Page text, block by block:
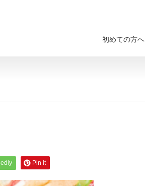
初めての方へ
Pin it